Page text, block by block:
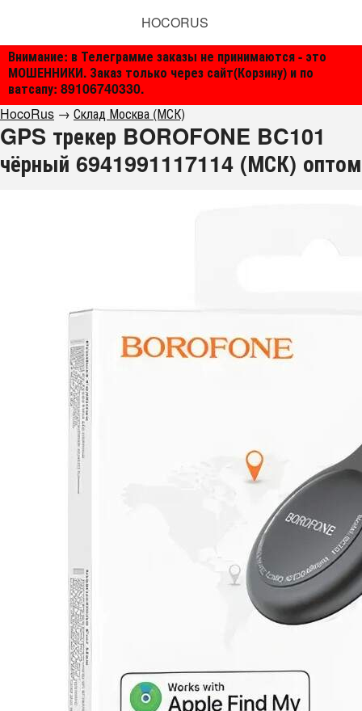
Внимание: в Телеграмме заказы не принимаются - это
МОШЕННИКИ. Заказ только через сайт(Корзину) и по
ватсапу: 89106740330.
HOCORUS
HocoRus → Склад Москва (МСК)
GPS трекер BOROFONE BC101
чёрный 6941991117114 (МСК) оптом